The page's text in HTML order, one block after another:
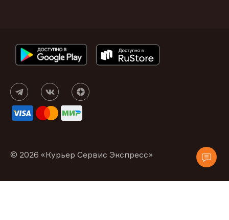
© 2026 «Курьер Сервис Экспресс»